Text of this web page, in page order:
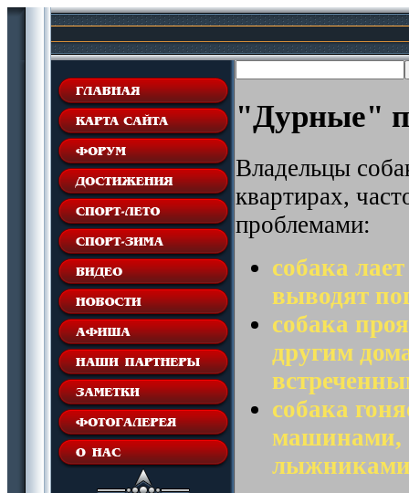
"Дурные"
Владельцы
квартирах,
проблемами:
собака
выводят
собака
другим
собака
машинами,
лыжниками